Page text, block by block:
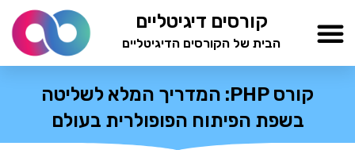
לתוכן
קורסים דיגיטליים
הבית של הקורסים הדיגיטליים
קורס PHP: המדריך המלא לשליטה
בשפת הפיתוח הפופולרית בעולם